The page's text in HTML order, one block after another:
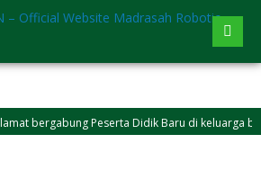
bergabung Peserta Didik Baru di keluarga besar